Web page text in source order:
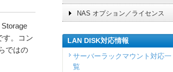
す。コン
ではの
NAS オプション／ライセンス
LAN DISK対応情報
サーバーラックマウント対応一
覧